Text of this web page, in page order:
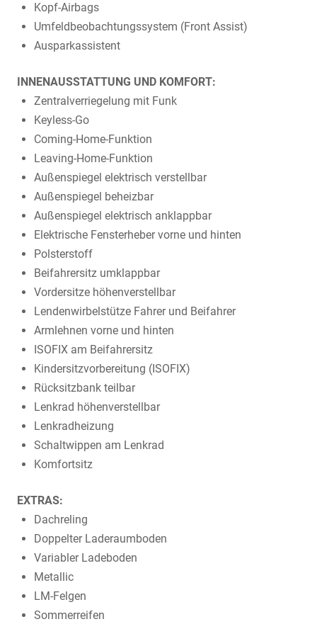
Kopf-Airbags
Umfeldbeobachtungssystem (Front Assist)
Ausparkassistent
INNENAUSSTATTUNG UND KOMFORT:
Zentralverriegelung mit Funk
Keyless-Go
Coming-Home-Funktion
Leaving-Home-Funktion
Außenspiegel elektrisch verstellbar
Außenspiegel beheizbar
Außenspiegel elektrisch anklappbar
Elektrische Fensterheber vorne und hinten
Polsterstoff
Beifahrersitz umklappbar
Vordersitze höhenverstellbar
Lendenwirbelstütze Fahrer und Beifahrer
Armlehnen vorne und hinten
ISOFIX am Beifahrersitz
Kindersitzvorbereitung (ISOFIX)
Rücksitzbank teilbar
Lenkrad höhenverstellbar
Lenkradheizung
Schaltwippen am Lenkrad
Komfortsitz
EXTRAS:
Dachreling
Doppelter Laderaumboden
Variabler Ladeboden
Metallic
LM-Felgen
Sommerreifen